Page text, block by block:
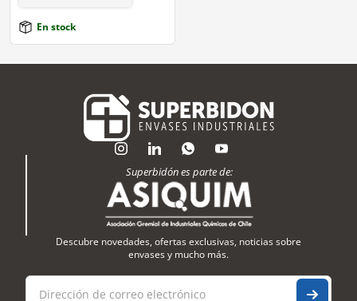
En stock
Superbidón es parte de:
Descubre novedades, ofertas exclusivas, noticias sobre
envases y mucho más.